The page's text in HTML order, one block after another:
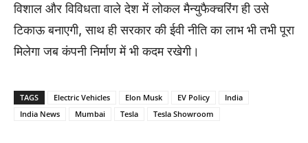
विशाल और विविधता वाले देश में लोकल मैन्युफैक्चरिंग ही उसे
टिकाऊ बनाएगी, साथ ही सरकार की ईवी नीति का लाभ भी तभी पूरा
मिलेगा जब कंपनी निर्माण में भी कदम रखेगी।
TAGS Electric Vehicles Elon Musk EV Policy
India
India News
Mumbai Tesla Tesla Showroom